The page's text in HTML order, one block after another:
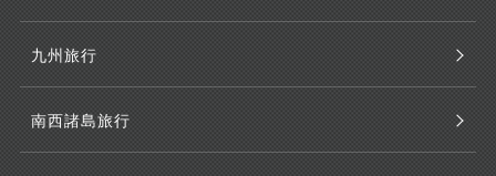
九州旅行
南西諸島旅行